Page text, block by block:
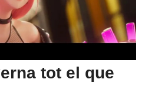
tot el que